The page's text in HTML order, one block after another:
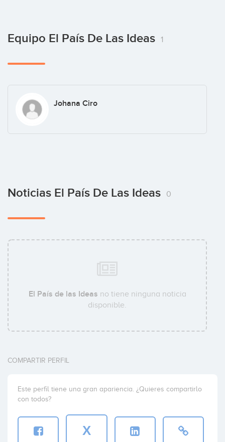
Equipo El País De Las Ideas 1
Johana Ciro
Noticias El País De Las Ideas 0
El País de las Ideas no tiene ninguna noticia
disponible.
COMPARTIR PERFIL
Este perfil tiene una gran apariencia. ¿Quieres compartirlo
con todos?
X